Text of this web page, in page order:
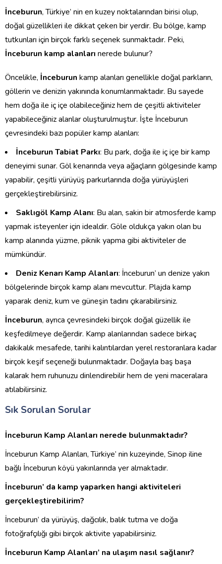
İnceburun, Türkiye’ nin en kuzey noktalarından birisi olup,
doğal güzellikleri ile dikkat çeken bir yerdir. Bu bölge, kamp
tutkunları için birçok farklı seçenek sunmaktadır. Peki,
İnceburun kamp alanları nerede bulunur?
Öncelikle, İnceburun kamp alanları genellikle doğal parkların,
göllerin ve denizin yakınında konumlanmaktadır. Bu sayede
hem doğa ile iç içe olabileceğiniz hem de çeşitli aktiviteler
yapabileceğiniz alanlar oluşturulmuştur. İşte İnceburun
çevresindeki bazı popüler kamp alanları:
İnceburun Tabiat Parkı: Bu park, doğa ile iç içe bir kamp
deneyimi sunar. Göl kenarında veya ağaçların gölgesinde kamp
yapabilir, çeşitli yürüyüş parkurlarında doğa yürüyüşleri
gerçekleştirebilirsiniz.
Saklıgöl Kamp Alanı: Bu alan, sakin bir atmosferde kamp
yapmak isteyenler için idealdir. Göle oldukça yakın olan bu
kamp alanında yüzme, piknik yapma gibi aktiviteler de
mümkündür.
Deniz Kenarı Kamp Alanları: İnceburun’ un denize yakın
bölgelerinde birçok kamp alanı mevcuttur. Plajda kamp
yaparak deniz, kum ve güneşin tadını çıkarabilirsiniz.
İnceburun, ayrıca çevresindeki birçok doğal güzellik ile
keşfedilmeye değerdir. Kamp alanlarından sadece birkaç
dakikalık mesafede, tarihi kalıntılardan yerel restoranlara kadar
birçok keşif seçeneği bulunmaktadır. Doğayla baş başa
kalarak hem ruhunuzu dinlendirebilir hem de yeni maceralara
atılabilirsiniz.
Sık Sorulan Sorular
İnceburun Kamp Alanları nerede bulunmaktadır?
İnceburun Kamp Alanları, Türkiye’ nin kuzeyinde, Sinop iline
bağlı İnceburun köyü yakınlarında yer almaktadır.
İnceburun’ da kamp yaparken hangi aktiviteleri
gerçekleştirebilirim?
İnceburun’ da yürüyüş, dağcılık, balık tutma ve doğa
fotoğrafçılığı gibi birçok aktivite yapabilirsiniz.
İnceburun Kamp Alanları’ na ulaşım nasıl sağlanır?